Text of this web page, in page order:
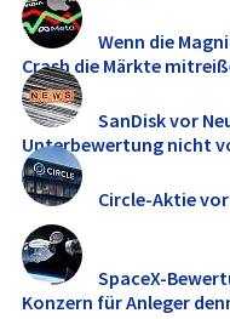
Wenn die
Crash die Märkte
SanDisk vor
Unterbewertung nicht
Circle-Aktie vor
SpaceX-
Konzern für Anleger